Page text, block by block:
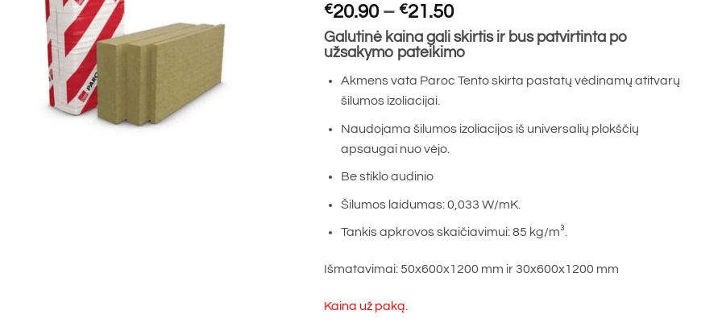
€20.90 – €21.50Price
range:
€20.90
€21.50
Galutinė kaina gali skirtis ir bus patvirtinta po
užsakymo pateikimo
Akmens vata Paroc Tento skirta pastatų vėdinamų atitvarų
šilumos izoliacijai.
Naudojama šilumos izoliacijos iš universalių plokščių
apsaugai nuo vėjo.
Be stiklo audinio
Šilumos laidumas: 0,033 W/mK.
Tankis apkrovos skaičiavimui: 85 kg/m³.
Išmatavimai: 50x600x1200 mm ir 30x600x1200 mm
Kaina už paką.